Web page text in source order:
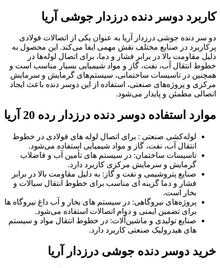
کاربرد دوسر دنده درزدار جوشی آریا
دو سر دنده جوشی درزدار آریا به‌ عنوان یکی از اتصالات فولادی
پرکاربرد در صنایع مختلف نقش مهمی ایفا می‌کند. این محصول به
دلیل مقاومت بالا در برابر فشار و دما، برای اتصال لوله‌ها در
خطوط انتقال آب، نفت، گاز و مواد شیمیایی بسیار مناسب است و
همچنین در تاسیسات ساختمانی، سیستم‌های گرمایش و سرمایش
مرکزی و پروژه‌های صنعتی، استفاده از این دوسر دنده باعث ایجاد
اتصالی مطمئن و پایدار می‌شود.
موارد استفاده دوسر دنده درزدار رده 20 آریا
لوله‌کشی صنعتی : برای اتصال لوله ‌های فولادی در خطوط
انتقال آب، نفت، گاز و مواد شیمیایی استفاده می‌شود.
تاسیسات ساختمان: در سیستم‌ های تأمین آب و فاضلاب
گرمایش و سرمایش مرکزی کاربرد دارد.
صنایع پتروشیمی و نفت و گاز: به دلیل مقاومت بالا در برابر
فشار و دما گزینه ‌ای مناسب برای خطوط انتقال سیالات و
بخار است.
پروژه‌های نیروگاهی: در سیستم‌ های بخار و آب داغ نیروگاه ‌ها
برای تضمین ایمنی و دوام اتصالات استفاده می‌شود.
صنایع تولیدی و ماشین‌آلات: در خطوط انتقال مواد و سیستم‌
های هیدرولیک صنعتی کاربرد دارد.
خرید دوسر دنده جوشی درزدار آریا